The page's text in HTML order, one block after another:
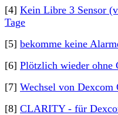
[4] Kein Libre 3 Sensor
Tage
[5] bekomme keine
[6] Plötzlich wieder ohne
[7] Wechsel von Dexcom
[8] CLARITY - für